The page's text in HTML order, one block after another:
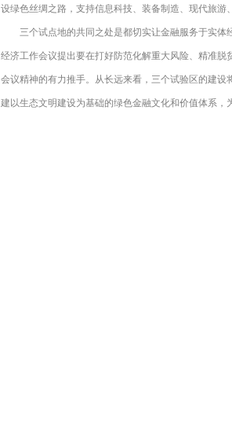
设绿色丝绸之路，支持信息科技、装备制造、现代旅游
三个试点地的共同之处是都切实让金融服务于实
经济工作会议提出要在打好防范化解重大风险、精准
会议精神的有力推手。从长远来看，三个试验区的建
建以生态文明建设为基础的绿色金融文化和价值体系，